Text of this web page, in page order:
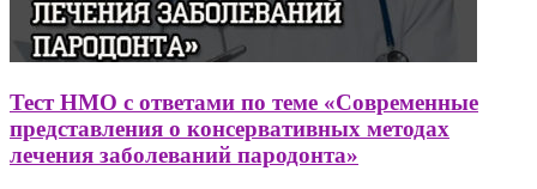
Тест НМО с ответами по теме «Современные
представления о консервативных методах
лечения заболеваний пародонта»